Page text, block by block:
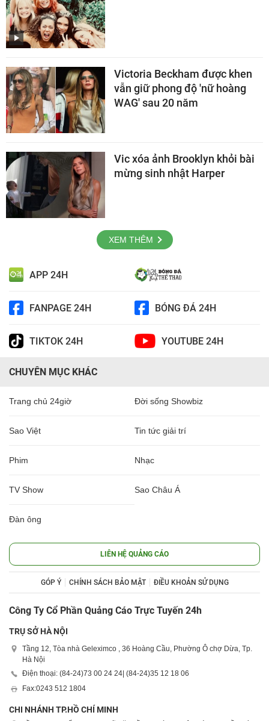
Victoria Beckham được khen
vẫn giữ phong độ 'nữ hoàng
WAG' sau 20 năm
Vic xóa ảnh Brooklyn khỏi bài
mừng sinh nhật Harper
XEM THÊM
APP 24H
FANPAGE 24H BÓNG ĐÁ 24H
TIKTOK 24H YOUTUBE 24H
CHUYÊN MỤC KHÁC
Trang chủ 24giờ Đời sống Showbiz
Sao Việt Tin tức giải trí
Phim Nhạc
TV Show Sao Châu Á
Đàn ông
LIÊN HỆ QUẢNG CÁO
GÓP Ý CHÍNH SÁCH BẢO MẬT ĐIỀU KHOẢN SỬ DỤNG
Công Ty Cổ Phần Quảng Cáo Trực Tuyến 24h
TRỤ SỞ HÀ NỘI
Tầng 12, Tòa nhà Geleximco , 36 Hoàng Cầu, Phường Ô chợ Dừa, Tp.
Hà Nội
Điện thoại: (84-24)73 00 24 24 | (84-24)35 12 18 06
Fax:0243 512 1804
CHI NHÁNH TP.HỒ CHÍ MINH